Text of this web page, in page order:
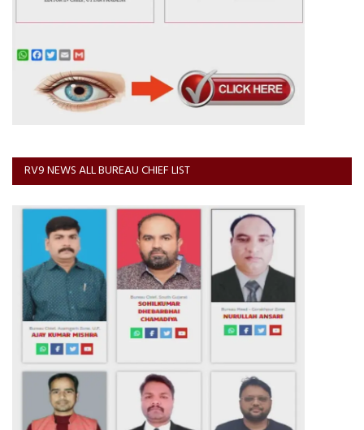
RV9 NEWS ALL BUREAU CHIEF LIST